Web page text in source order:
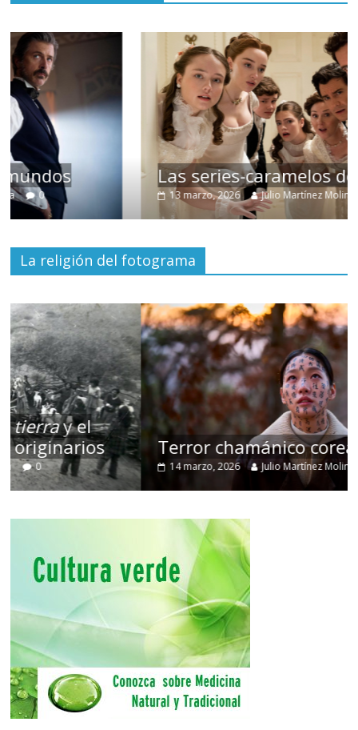
Las series-caramelos de Shondaland
13 marzo, 2026 Julio Martínez Molina 0
La religión del fotograma
Terror chamánico coreano
14 marzo, 2026 Julio Martínez Molina 0